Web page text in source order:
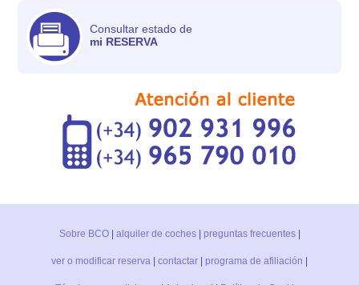
Consultar estado de
mi RESERVA
Sobre BCO| alquiler de coches| preguntas frecuentes|
ver o modificar reserva contactar programa de afiliación